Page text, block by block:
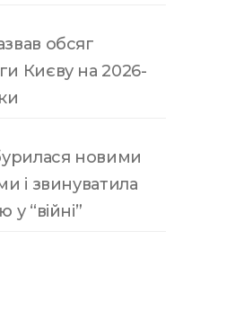
обсяг
Києву на 2026-
новими
і звинуватила
у “війні”